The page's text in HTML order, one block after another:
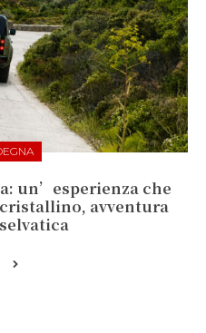
un’esperienza che
avventura